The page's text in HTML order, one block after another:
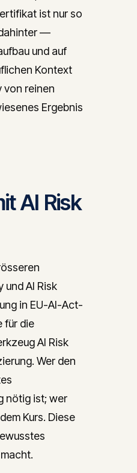
ist nur so
—
und auf
Kontext
von reinen
Ergebnis
AI Risk
AI Risk
in EU-AI-Act-
für die
AI Risk
Wer den
nötig ist; wer
Kurs. Diese